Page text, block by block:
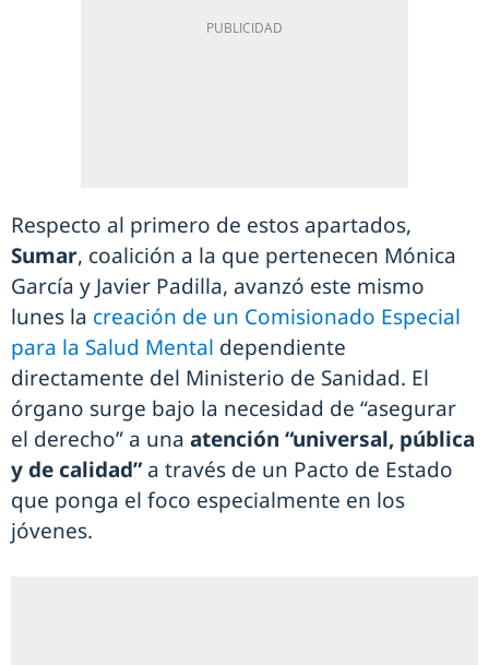
Respecto al primero de estos apartados,
Sumar, coalición a la que pertenecen Mónica
García y Javier Padilla, avanzó este mismo
lunes la creación de un Comisionado Especial
para la Salud Mental dependiente
directamente del Ministerio de Sanidad. El
órgano surge bajo la necesidad de “asegurar
el derecho” a una atención “universal, pública
y de calidad” a través de un Pacto de Estado
que ponga el foco especialmente en los
jóvenes.